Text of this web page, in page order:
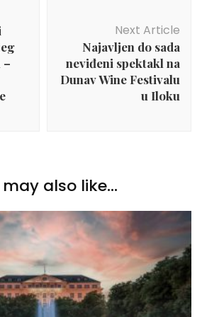
–
Next Article
Najavljen do sada
neviđeni spektakl na
Dunav Wine Festivalu
u Iloku
also like...